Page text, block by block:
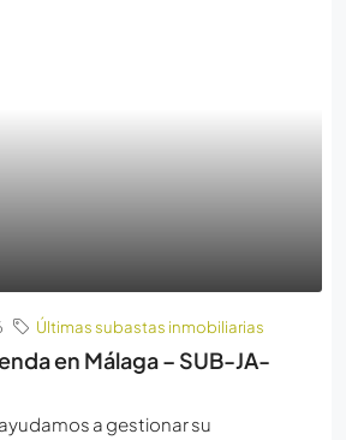
Últimas subastas inmobiliarias
en Málaga – SUB-JA-
ayudamos a gestionar su